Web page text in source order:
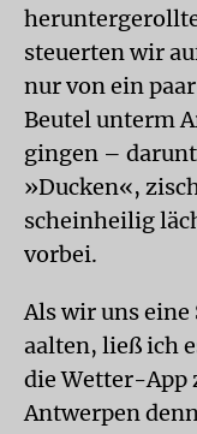
steuerten wir
nur von ein
Beutel unterm
gingen –
»Ducken«,
scheinheilig
vorbei.
Als wir uns eine
aalten, ließ ich
die Wetter-App
Antwerpen